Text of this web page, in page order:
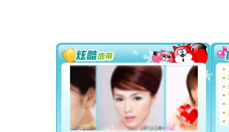
天都要快
[圣诞节]
如意,快
[元旦]
看
断电。
你是我
[元旦]
如
起；二
离。水
[元旦] 当